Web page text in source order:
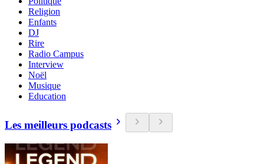
Religion
Enfants
DJ
Rire
Radio Campus
Interview
Noël
Musique
Education
Les meilleurs podcasts